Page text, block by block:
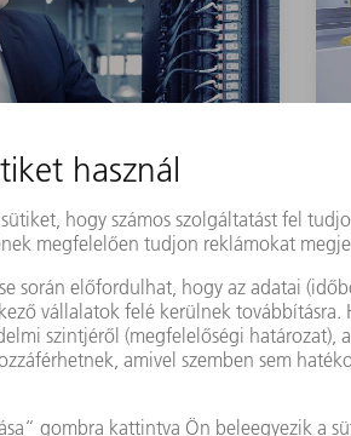
GmbH
a kitűnő
kombinációját.